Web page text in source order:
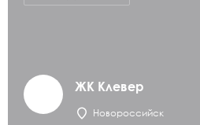
ЖК Клевер
Новороссийск